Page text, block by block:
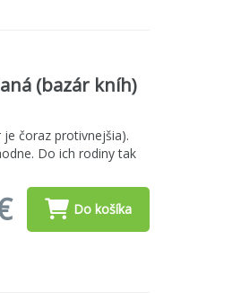
(bazár kníh)
čoraz protivnejšia).
Do ich rodiny tak
Do košíka